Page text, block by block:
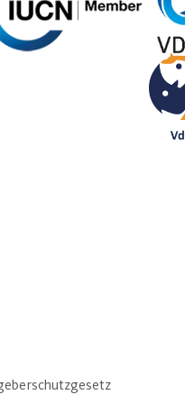
storage (1.00€ fee)
box for old cellphones
ID wristbands for children
First aid station
warming up baby food
in all areas of the zoo
stations in all restrooms